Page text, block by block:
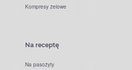
Kompresy żelowe
Na receptę
Na pasożyty